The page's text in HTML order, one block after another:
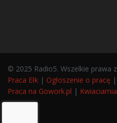
© 2025 Radio5. Wszelkie prawa
Praca Ełk | Ogłoszenie o pracę |
Praca na Gowork.pl |